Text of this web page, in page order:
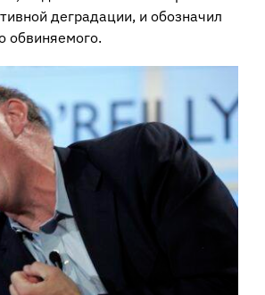
деградации, и обозначил
обвиняемого.